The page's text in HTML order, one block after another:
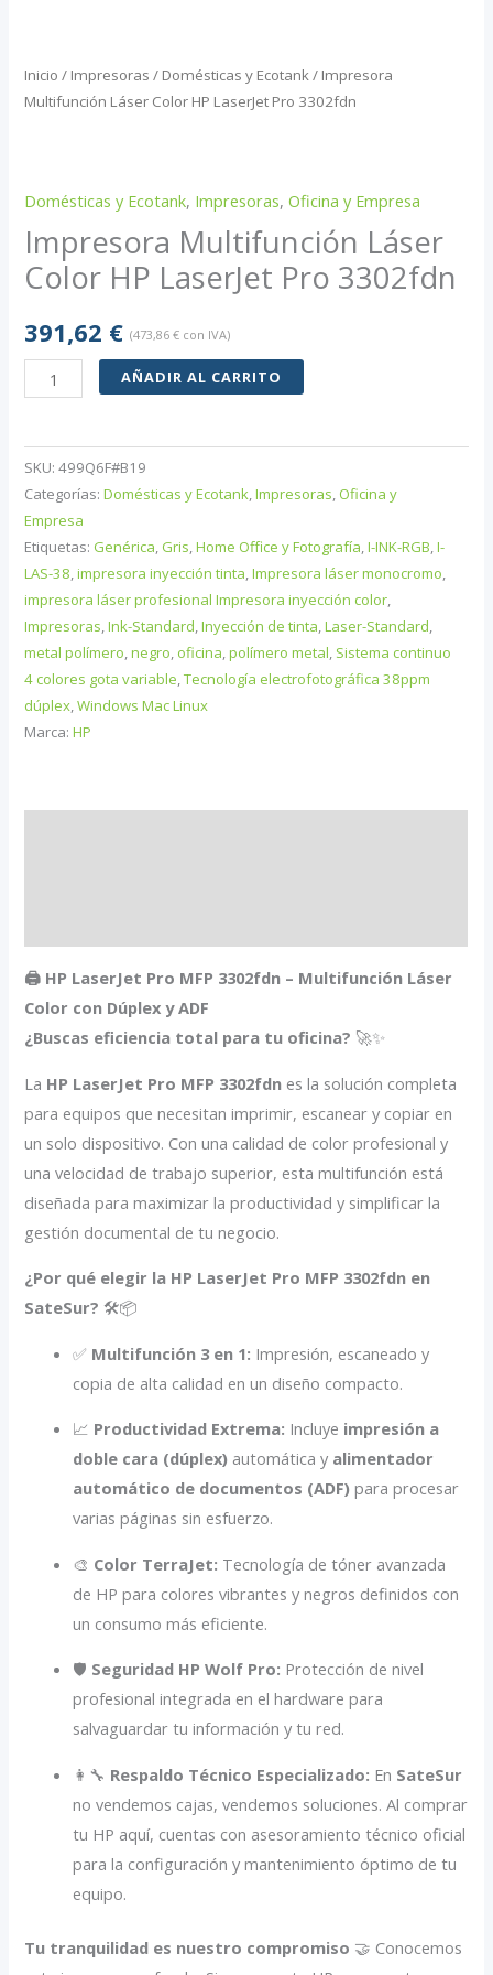
Inicio / Impresoras / Domésticas y Ecotank/ Impresora
Multifunción Láser Color HP LaserJet Pro 3302fdn
Domésticas y Ecotank, Impresoras,Oficina y Empresa
Impresora Multifunción Láser
Color HP LaserJet Pro 3302fdn
391,62 € (473,86€ con IVA)
Impresora
Multifunción
Color
HP
LaserJet
Pro
3302fdn
cantidad
AÑADIR AL CARRITO
SKU:499Q6F#B19
Categorías:Domésticas y Ecotank,Impresoras, Oficina y
Empresa
Etiquetas: Genérica, Gris,Home Office y Fotografía,I-INK-RGB,I-
LAS-38,impresora inyección tinta,Impresora láser monocromo,
impresora láser profesional Impresora inyección color,
Impresoras,Ink-Standard,Inyección de tinta,Laser-Standard,
metal polímero,negro, oficina,polímero metal, Sistema continuo
4 colores gota variable,Tecnología electrofotográfica 38ppm
dúplex,Windows Mac Linux
Marca:HP
🖨️ HP LaserJet Pro MFP 3302fdn – Multifunción Láser
Color con Dúplex y ADF
¿Buscas eficiencia total para tu oficina? 🚀✨
La HP LaserJet Pro MFP 3302fdn es la solución completa
para equipos que necesitan imprimir, escanear y copiar en
un solo dispositivo. Con una calidad de color profesional y
una velocidad de trabajo superior, esta multifunción está
diseñada para maximizar la productividad y simplificar la
gestión documental de tu negocio.
¿Por qué elegir la HP LaserJet Pro MFP 3302fdn en
SateSur? 🛠️📦
✅ Multifunción 3 en 1: Impresión, escaneado y
copia de alta calidad en un diseño compacto.
📈 Productividad Extrema: Incluye impresión a
doble cara (dúplex) automática y alimentador
automático de documentos (ADF) para procesar
varias páginas sin esfuerzo.
🎨 Color TerraJet: Tecnología de tóner avanzada
de HP para colores vibrantes y negros definidos con
un consumo más eficiente.
🛡️ Seguridad HP Wolf Pro: Protección de nivel
profesional integrada en el hardware para
salvaguardar tu información y tu red.
👩‍🔧 Respaldo Técnico Especializado: En SateSur
no vendemos cajas, vendemos soluciones. Al comprar
tu HP aquí, cuentas con asesoramiento técnico oficial
para la configuración y mantenimiento óptimo de tu
equipo.
Tu tranquilidad es nuestro compromiso 🤝 Conocemos